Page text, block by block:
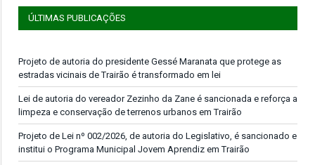
ÚLTIMAS PUBLICAÇÕES
Projeto de autoria do presidente Gessé Maranata que protege as
estradas vicinais de Trairão é transformado em lei
Lei de autoria do vereador Zezinho da Zane é sancionada e reforça a
limpeza e conservação de terrenos urbanos em Trairão
Projeto de Lei nº 002/2026, de autoria do Legislativo, é sancionado e
institui o Programa Municipal Jovem Aprendiz em Trairão